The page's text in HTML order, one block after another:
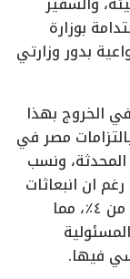
بوزارة
بدور وزارتي
الخروج بهذا
مصر في
ونسب
ان انبعاثات
مصر عالميا أقل من ١٪، وقارة إفريقيا أقل من ٤٪، مما
فيها.